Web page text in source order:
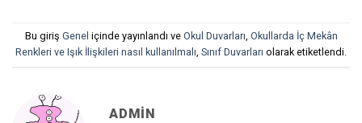
Bu giriş Genel içinde yayınlandı ve Okul Duvarları, Okullarda İç Mekân
Renkleri ve Işık İlişkileri nasıl kullanılmalı, Sınıf Duvarları olarak etiketlendi.
ADMIN